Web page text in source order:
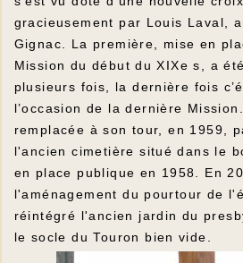
gracieusement par Louis Laval,
Gignac. La première, mise en
Mission du début du XIXe s, a
plusieurs fois, la dernière fois
l’occasion de la dernière
remplacée à son tour, en 1959,
l'ancien cimetière situé dans le
en place publique en 1958. En
l'aménagement du pourtour de
réintégré l'ancien jardin du
le socle du Touron bien vide.